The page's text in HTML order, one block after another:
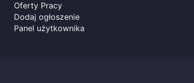
Oferty Pracy
Dodaj ogłoszenie
Panel użytkownika